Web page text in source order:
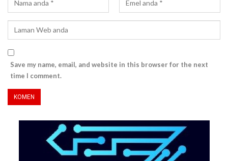
Save my name, email, and website in this browser for the next
time I comment.